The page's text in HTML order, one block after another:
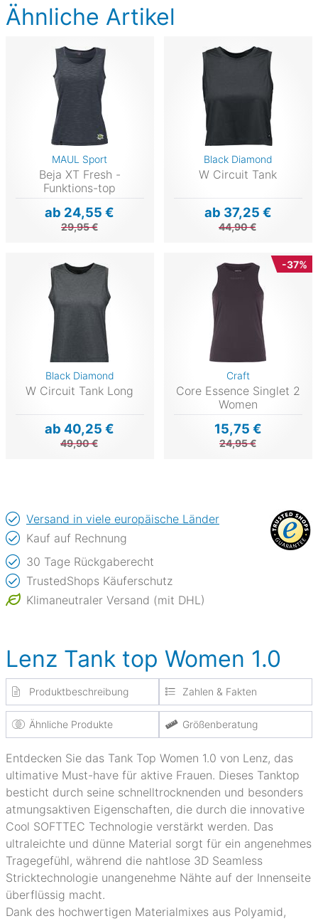
Ähnliche Artikel
MAUL Sport
Beja XT Fresh -
Funktions-top
ab 24,55 €
29,95 €
Black Diamond
W Circuit Tank
ab 37,25 €
44,90 €
Black Diamond
W Circuit Tank Long
ab 40,25 €
49,90 €
-37%
Craft
Core Essence Singlet 2
Women
15,75 €
24,95 €
Versand in viele europäische Länder
Kauf auf Rechnung
30 Tage Rückgaberecht
TrustedShops Käuferschutz
Klimaneutraler Versand (mit DHL)
Lenz Tank top Women 1.0
Produktbeschreibung Zahlen & Fakten
Ähnliche Produkte Größenberatung
Entdecken Sie das Tank Top Women 1.0 von Lenz, das
ultimative Must-have für aktive Frauen. Dieses Tanktop
besticht durch seine schnelltrocknenden und besonders
atmungsaktiven Eigenschaften, die durch die innovative
Cool SOFTTEC Technologie verstärkt werden. Das
ultraleichte und dünne Material sorgt für ein angenehmes
Tragegefühl, während die nahtlose 3D Seamless
Stricktechnologie unangenehme Nähte auf der Innenseite
überflüssig macht.
Dank des hochwertigen Materialmixes aus Polyamid,